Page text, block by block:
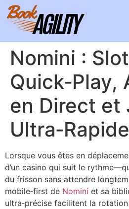
Nomini :
Quick‑Play,
en Direct et
Lorsque vous êtes en
d’un casino qui suit le
du frisson sans attendre
mobile‑first de Nomini et sa
ultra‑précise facilitent la